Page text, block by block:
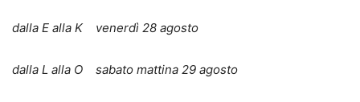
dalla E alla K venerdì 28 agosto
dalla L alla O sabato mattina 29 agosto